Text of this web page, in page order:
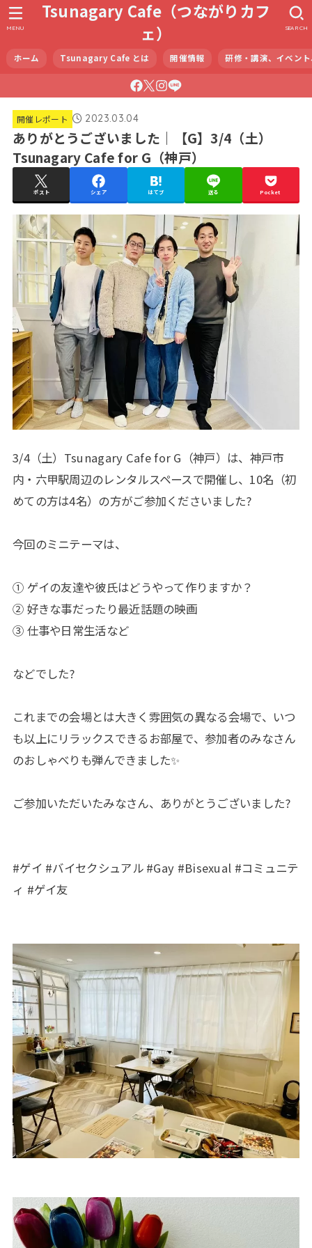
Tsunagary Cafe（つながりカフ
ェ）
ホーム Tsunagary Cafe とは 開催情報 研修・講演、イベン
SEARCH
MENU
開催レポート 2023.03.04
ありがとうございました｜【G】3/4（土）
Tsunagary Cafe for G（神戸）
ポスト シェア はてブ 送る Pocket
3/4（土）Tsunagary Cafe for G（神戸）は、神戸市
内・六甲駅周辺のレンタルスペースで開催し、10名（初
めての方は4名）の方がご参加くださいました?
今回のミニテーマは、
① ゲイの友達や彼氏はどうやって作りますか？
② 好きな事だったり最近話題の映画
③ 仕事や日常生活など
などでした?
これまでの会場とは大きく雰囲気の異なる会場で、いつ
も以上にリラックスできるお部屋で、参加者のみなさん
のおしゃべりも弾んできました✨
ご参加いただいたみなさん、ありがとうございました?
#ゲイ #バイセクシュアル #Gay #Bisexual #コミュニテ
ィ #ゲイ友